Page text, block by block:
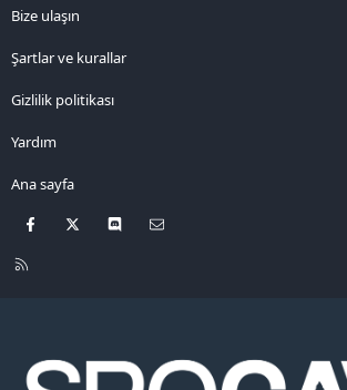
Bize ulaşın
Şartlar ve kurallar
Gizlilik politikası
Yardım
Ana sayfa
Facebook Discord
R